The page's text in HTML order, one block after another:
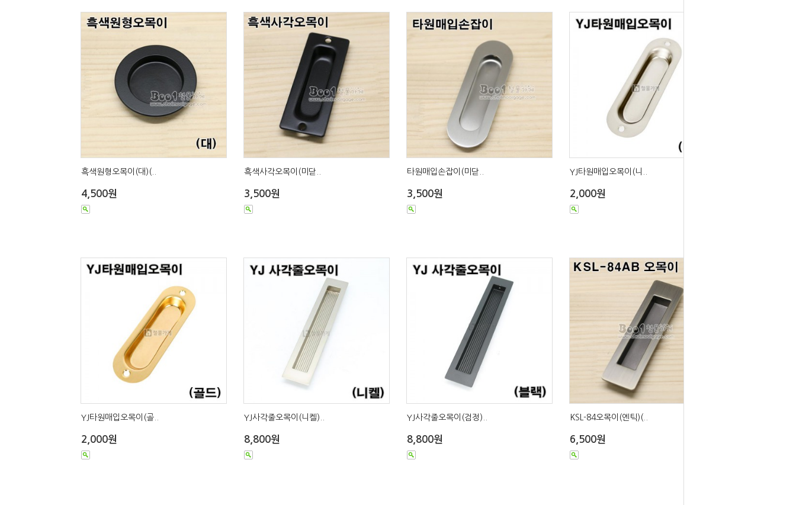
흑색원형오목이(대)(..
4,500원
흑색사각오목이(미닫..
3,500원
타원매입손잡이(미닫..
3,500원
YJ타원매입오목이(니..
2,000원
YJ타원매입오목이(골..
2,000원
YJ사각줄오목이(니켈)..
8,800원
YJ사각줄오목이(검정)..
8,800원
KSL-84오목이(엔틱)(..
6,500원